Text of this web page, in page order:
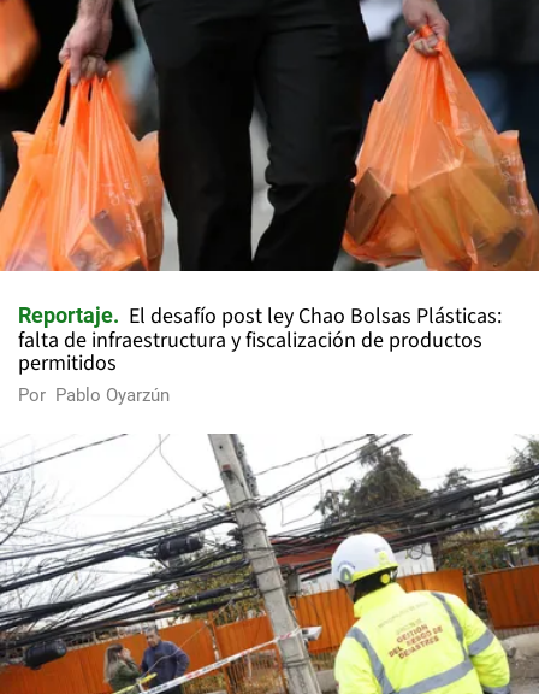
Reportaje
El desafío post ley Chao Bolsas Plásticas:
falta de infraestructura y fiscalización de productos
permitidos
Por Pablo Oyarzún